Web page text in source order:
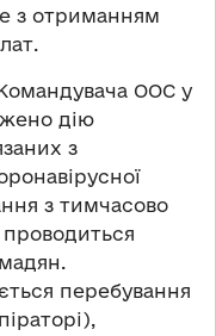
з отриманням
ООС у
дію
з
з тимчасово
проводиться
перебування